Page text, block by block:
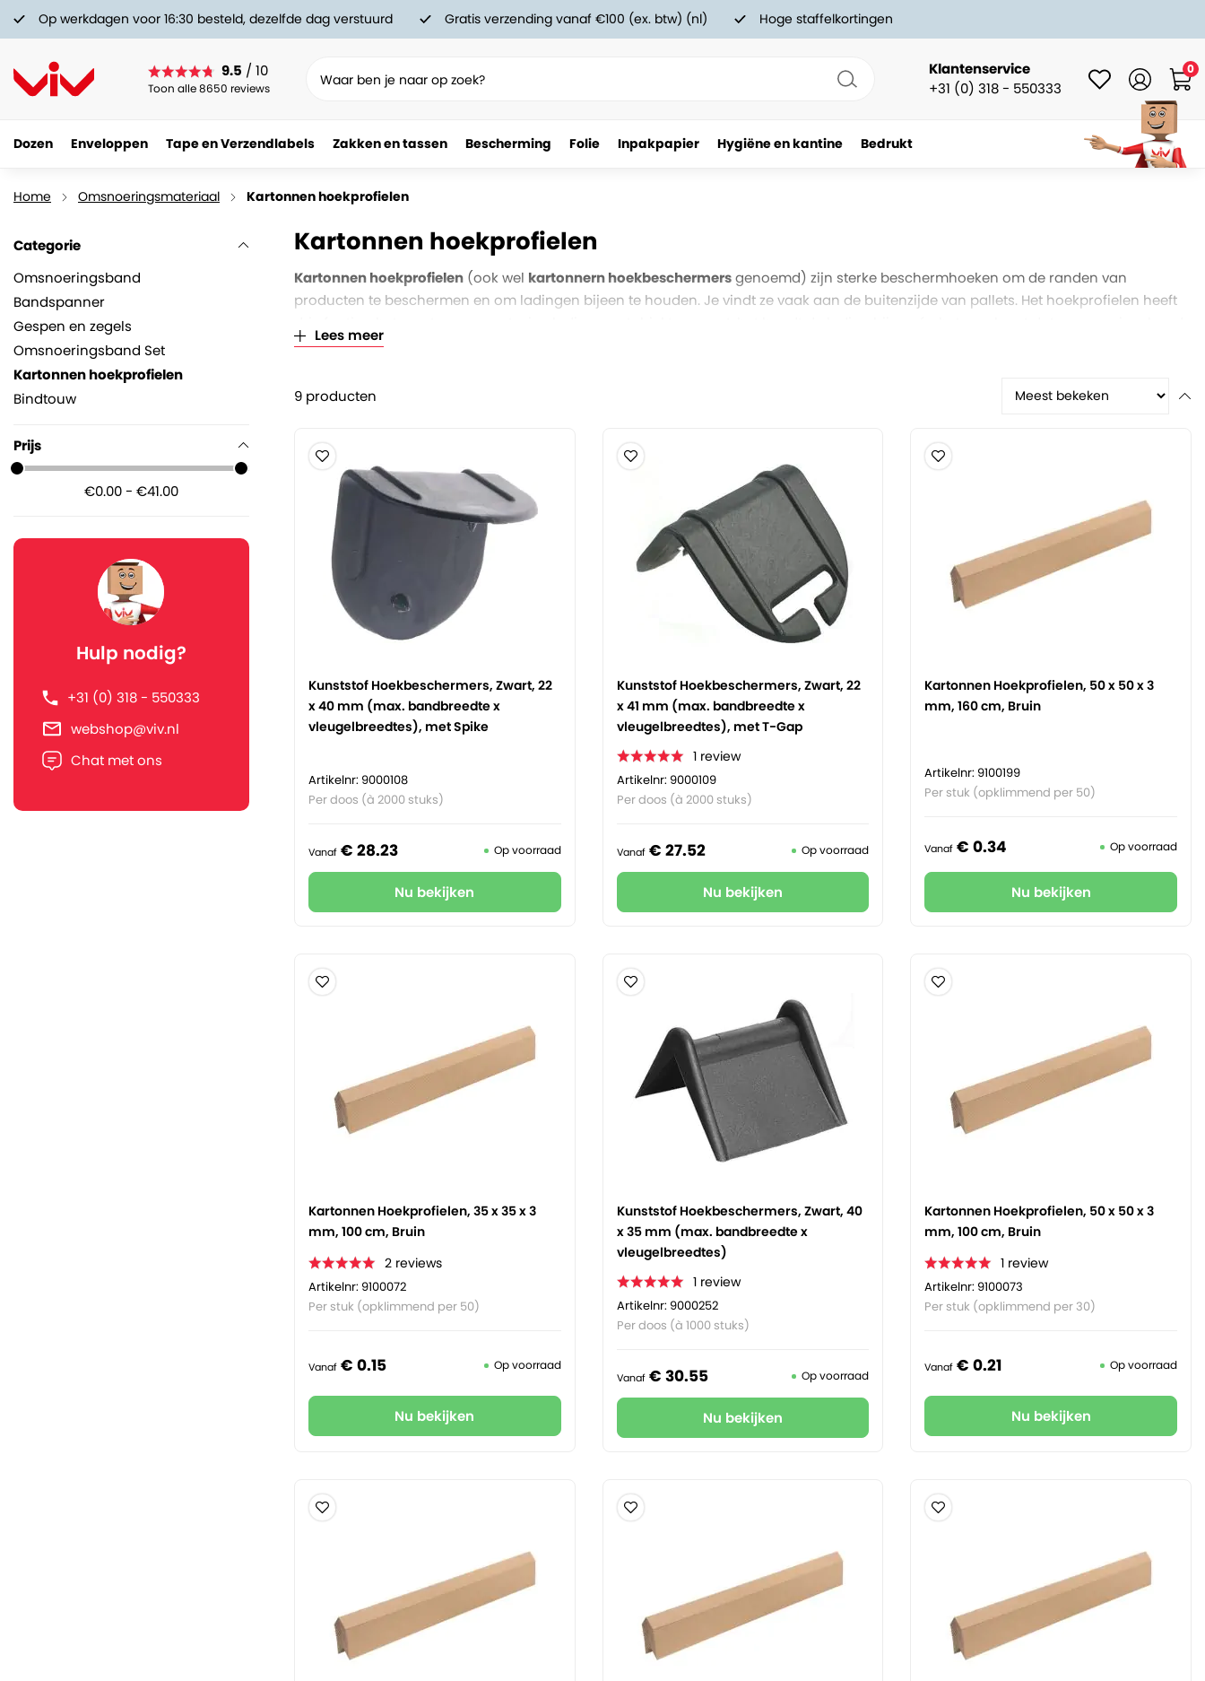
Op werkdagen voor 16:30 besteld, dezelfde dag verstuurd Gratis verzending vanaf €100 (ex. btw) (nl) Hoge staffelkortingen
Klantenservice
+31 (0) 318 - 550333
9.5 / 10
Toon alle 8650 reviews
0
Dozen Enveloppen Tape en Verzendlabels Zakken en tassen Bescherming Folie Inpakpapier Hygiëne en kantine Bedrukt
Home Omsnoeringsmateriaal Kartonnen hoekprofielen
Categorie
Omsnoeringsband
Bandspanner
Gespen en zegels
Omsnoeringsband Set
Kartonnen hoekprofielen
Bindtouw
Prijs
€0.00 - €41.00
Hulp nodig?
+31 (0) 318 - 550333
webshop@viv.nl
Chat met ons
Kartonnen hoekprofielen
Kartonnen hoekprofielen(ook wel kartonnern hoekbeschermersgenoemd) zijn sterke beschermhoeken om de randen van
producten te beschermen en om ladingen bijeen te houden. Je vindt ze vaak aan de buitenzijde van pallets. Het hoekprofielen heeft
of wikkelfolie in de lading snijdt.
Lees meer
9producten
Kunststof Hoekbeschermers, Zwart, 22
x 40 mm (max. bandbreedte x
vleugelbreedtes), met Spike
Artikelnr: 9000108
Per doos (à 2000 stuks)
Vanaf € 28.23 Op voorraad
Nu bekijken
Kunststof Hoekbeschermers, Zwart, 22
x 41 mm (max. bandbreedte x
vleugelbreedtes), met T-Gap
1 review
Artikelnr: 9000109
Per doos (à 2000 stuks)
Vanaf € 27.52 Op voorraad
Nu bekijken
Kartonnen Hoekprofielen, 50 x 50 x 3
mm, 160 cm, Bruin
Artikelnr: 9100199
Per stuk (opklimmend per 50)
Vanaf € 0.34 Op voorraad
Nu bekijken
Kartonnen Hoekprofielen, 35 x 35 x 3
mm, 100 cm, Bruin
2 reviews
Artikelnr: 9100072
Per stuk (opklimmend per 50)
Vanaf € 0.15 Op voorraad
Nu bekijken
Kunststof Hoekbeschermers, Zwart, 40
x 35 mm (max. bandbreedte x
vleugelbreedtes)
1 review
Artikelnr: 9000252
Per doos (à 1000 stuks)
Vanaf € 30.55 Op voorraad
Nu bekijken
Kartonnen Hoekprofielen, 50 x 50 x 3
mm, 100 cm, Bruin
1 review
Artikelnr: 9100073
Per stuk (opklimmend per 30)
Vanaf € 0.21 Op voorraad
Nu bekijken